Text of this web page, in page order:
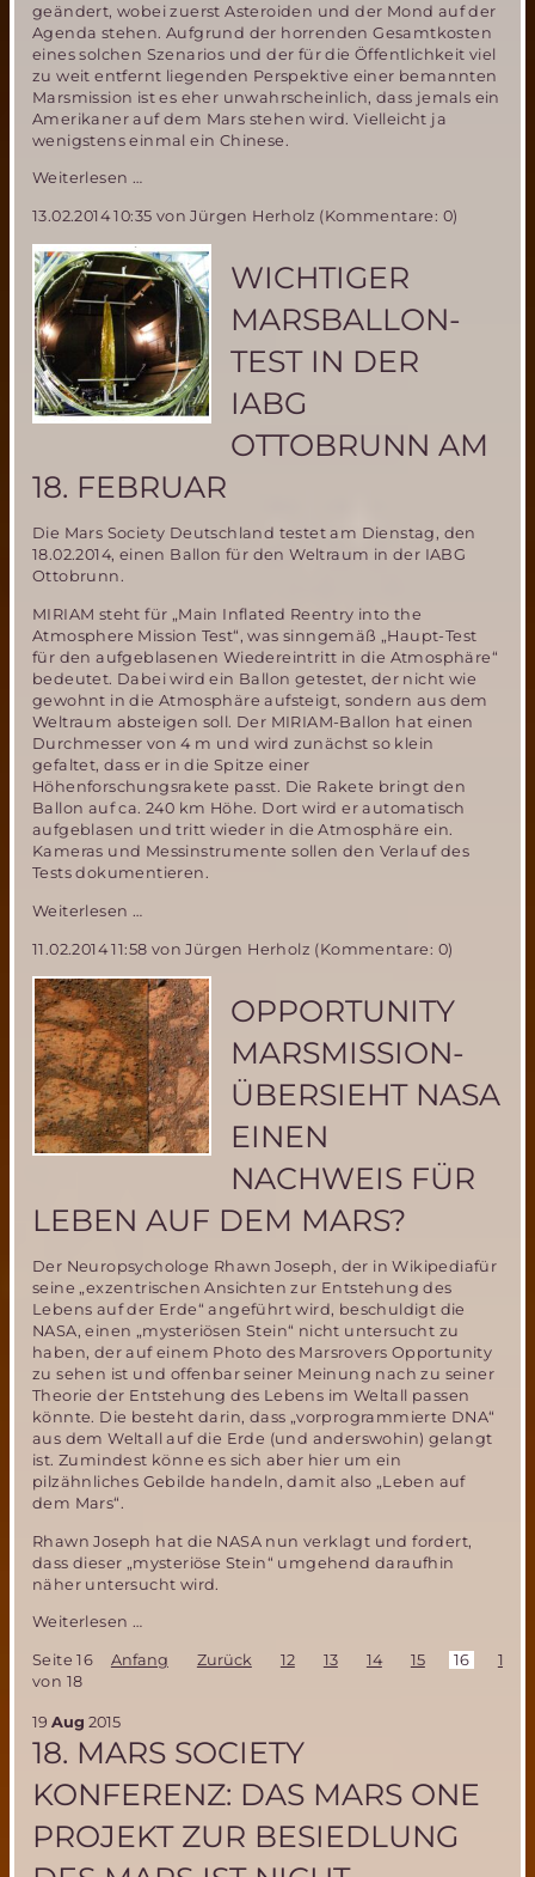
geändert, wobei zuerst Asteroiden und der Mond auf der
Agenda stehen. Aufgrund der horrenden Gesamtkosten
eines solchen Szenarios und der für die Öffentlichkeit viel
zu weit entfernt liegenden Perspektive einer bemannten
Marsmission ist es eher unwahrscheinlich, dass jemals ein
Amerikaner auf dem Mars stehen wird. Vielleicht ja
wenigstens einmal ein Chinese.
Weiterlesen …
Der
erste
Amerikaner
auf
dem
Mars!!
13.02.2014 10:35 von Jürgen Herholz (Kommentare: 0)
WICHTIGER
MARSBALLON-
TEST IN DER
IABG
OTTOBRUNN AM
18. FEBRUAR
Die Mars Society Deutschland testet am Dienstag, den
18.02.2014, einen Ballon für den Weltraum in der IABG
Ottobrunn.
MIRIAM steht für „Main Inflated Reentry into the
Atmosphere Mission Test“, was sinngemäß „Haupt-Test
für den aufgeblasenen Wiedereintritt in die Atmosphäre“
bedeutet. Dabei wird ein Ballon getestet, der nicht wie
gewohnt in die Atmosphäre aufsteigt, sondern aus dem
Weltraum absteigen soll. Der MIRIAM-Ballon hat einen
Durchmesser von 4 m und wird zunächst so klein
gefaltet, dass er in die Spitze einer
Höhenforschungsrakete passt. Die Rakete bringt den
Ballon auf ca. 240 km Höhe. Dort wird er automatisch
aufgeblasen und tritt wieder in die Atmosphäre ein.
Kameras und Messinstrumente sollen den Verlauf des
Tests dokumentieren.
Weiterlesen …
Test
in
der
IABG
Ottobrunn
am
18.
Februar
11.02.2014 11:58 von Jürgen Herholz (Kommentare: 0)
OPPORTUNITY
MARSMISSION-
ÜBERSIEHT NASA
EINEN
NACHWEIS FÜR
LEBEN AUF DEM MARS?
Der Neuropsychologe Rhawn Joseph, der in Wikipediafür
seine „exzentrischen Ansichten zur Entstehung des
Lebens auf der Erde“ angeführt wird, beschuldigt die
NASA, einen „mysteriösen Stein“ nicht untersucht zu
haben, der auf einem Photo des Marsrovers Opportunity
zu sehen ist und offenbar seiner Meinung nach zu seiner
Theorie der Entstehung des Lebens im Weltall passen
könnte. Die besteht darin, dass „vorprogrammierte DNA“
aus dem Weltall auf die Erde (und anderswohin) gelangt
ist. Zumindest könne es sich aber hier um ein
pilzähnliches Gebilde handeln, damit also „Leben auf
dem Mars“.
Rhawn Joseph hat die NASA nun verklagt und fordert,
dass dieser „mysteriöse Stein“ umgehend daraufhin
näher untersucht wird.
Weiterlesen …
Übersieht
für
auf
Mars?
Seite 16
von 18
Anfang Zurück 12 13 14 15 16 17
19 Aug 2015
18. MARS SOCIETY
KONFERENZ: DAS MARS ONE
PROJEKT ZUR BESIEDLUNG